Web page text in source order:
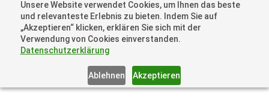
Unsere Website verwendet Cookies, um Ihnen das beste
und relevanteste Erlebnis zu bieten. Indem Sie auf
„Akzeptieren“ klicken, erklären Sie sich mit der
Verwendung von Cookies einverstanden.
Datenschutzerklärung
Ablehnen Akzeptieren
+41 44505 6667 oder +49 157 3598 0006
info@dronelions.academy